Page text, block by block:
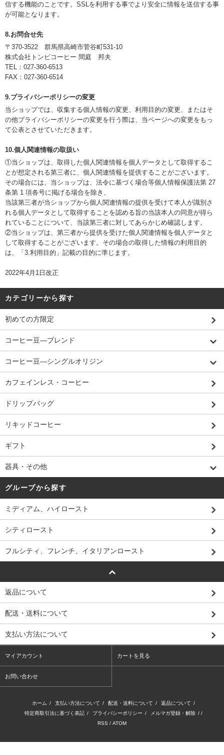
信する機能のことです。SSLを利用する事でより安全に情報を送信する事
が可能となります。
8.お問合せ先
〒370-3522 群馬県高崎市菅谷町531-10
株式会社トンビコーヒー 間庭 邦夫
TEL：027-360-6513
FAX：027-360-6514
9.プライバシーポリシーの変更
当ショップでは、収集する個人情報の変更、利用目的の変更、またはそ
の他プライバシーポリシーの変更を行う際は、当ページへの変更をもっ
て公表とさせていただきます。
10.個人関連情報の取扱い
①当ショップは、取得した個人関連情報を個人データとして取得するこ
とが想定される第三者に、個人関連情報を提供することがございます。
その場合には、当ショップは、法令に基づく場合等個人情報保護法第 27
条第 1 項各号に掲げる場合を除き、
当該第三者が当ショップから個人関連情報の提供を受けて本人が識別さ
れる個人データとして取得することを認める旨の当該本人の同意が得ら
れていることについて、当該第三者に対してあらかじめ確認します。
②当ショップは、第三者から提供を受けた個人関連情報を個人データと
して取得することがございます。その場合の取得した情報の利用目的
は、「3.利用目的」記載の目的に準じます。
2022年4月1日改正
カテゴリーから探す
初めての方限定
コーヒー豆―ブレンド
コーヒー豆―シングルオリジン
カフェインレス・コーヒー
ドリップバッグ
リキッドコーヒー
ギフト
器具・その他
グループから探す
ミディアム、ハイロースト
シティロースト
フルシティ、フレンチ、イタリアンロースト
返品について
配送・送料について
支払い方法について
マイアカウント カートを見る
お問い合わせ
ホーム / 支払い方法について / 配送・送料について / 返品について /
特定商取引法に基づく表記 / プライバシーポリシー / メルマガ登録・解除 / /
RSS / ATOM